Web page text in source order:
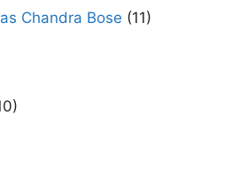
Chandra Bose (11)